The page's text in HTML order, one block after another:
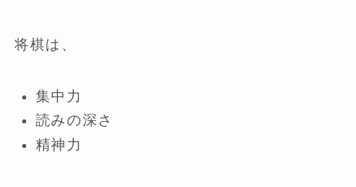
将棋は、
集中力
読みの深さ
精神力